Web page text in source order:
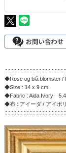
◆Rose og blå blomster /
◆Size : 14 x 9 cm
◆Fabric : Aida Ivory
◆布 : アイーダ / アイボ